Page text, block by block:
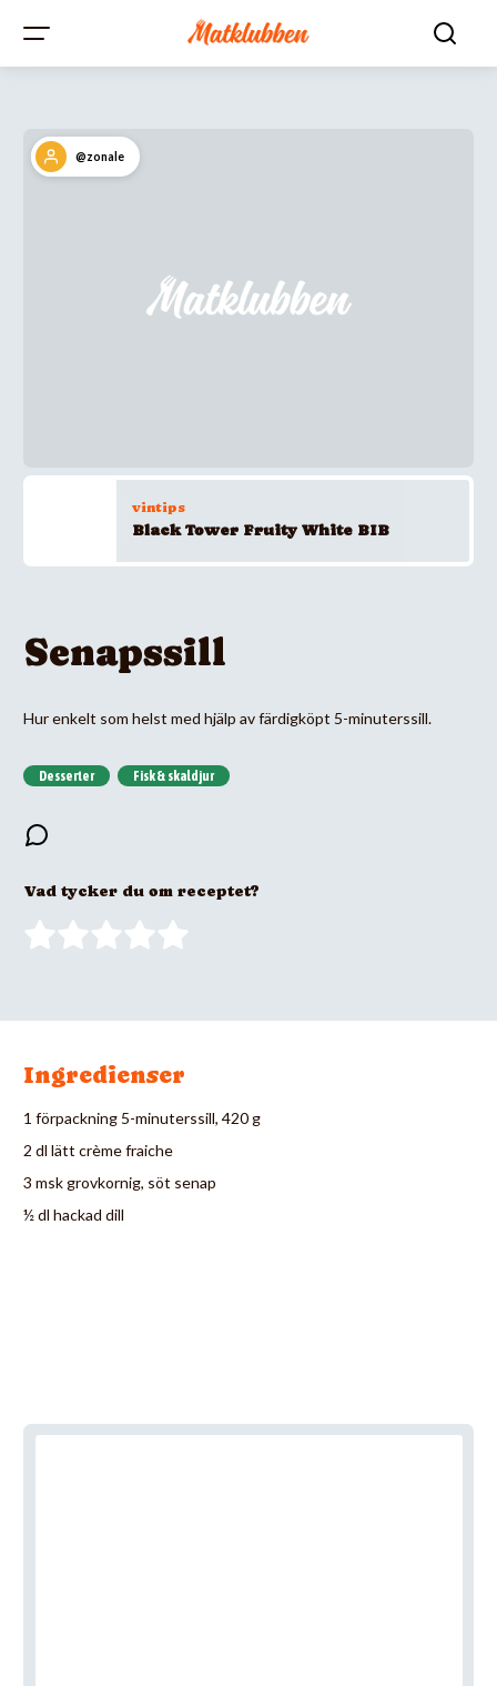
@zonale
vintips
Black Tower Fruity White BIB
Senapssill
Hur enkelt som helst med hjälp av färdigköpt 5-minuterssill.
Desserter Fisk & skaldjur
Vad tycker du om receptet?
Ingredienser
1 förpackning 5-minuterssill, 420 g
2 dl lätt crème fraiche
3 msk grovkornig, söt senap
½ dl hackad dill